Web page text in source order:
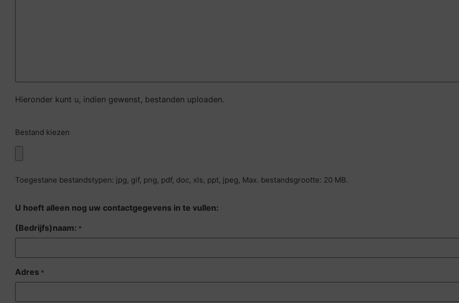
Hieronder kunt u, indien gewenst, bestanden uploaden.
kiezen
Bestand kiezen
Toegestane bestandstypen: jpg, gif, png, pdf, doc, xls, ppt, jpeg, Max. bestandsgrootte: 20 MB.
U hoeft alleen nog uw contactgegevens in te vullen:
(Bedrijfs)naam: *
Adres *